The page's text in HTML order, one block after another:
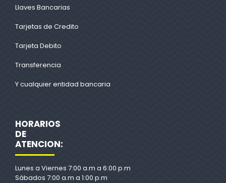
Llaves Bancarias
Tarjetas de Credito
Tarjeta Debito
Transferencia
Y cualquier entidad bancaria
HORARIOS
DE
ATENCION:
Lunes a Viernes 7:00 a.m a 6:00 p.m
Sábados 7:00 a.m a 1:00 p.m